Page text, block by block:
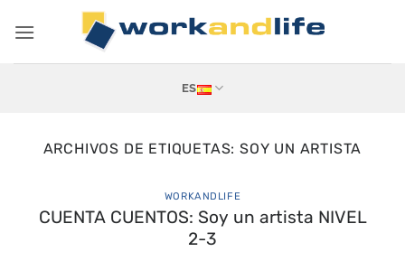
ES
ARCHIVOS DE ETIQUETAS:SOY UN ARTISTA
WORKANDLIFE
CUENTA CUENTOS: Soy un artista NIVEL
2-3